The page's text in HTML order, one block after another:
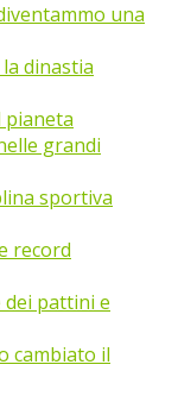
una
dinastia
pianeta
grandi
sportiva
record
pattini e
cambiato il